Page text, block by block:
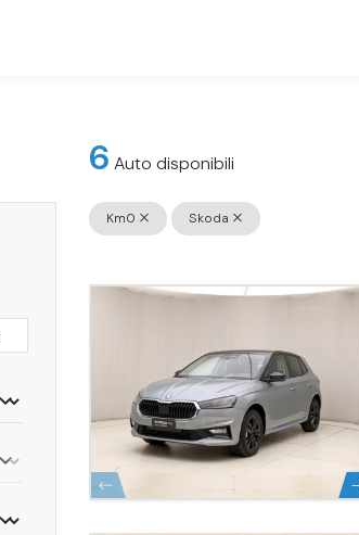
6 Auto disponibili
Km0 Skoda